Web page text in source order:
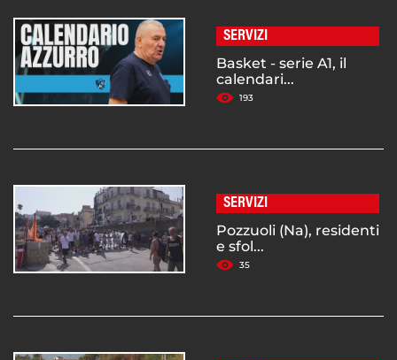
SERVIZI
Basket - serie A1, il
calendari...
193
SERVIZI
Pozzuoli (Na), residenti
e sfol...
35